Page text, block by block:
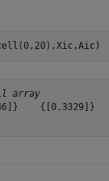
array
{[0.3329]}